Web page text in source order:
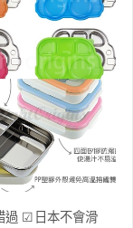
過 ☑日本不會滑